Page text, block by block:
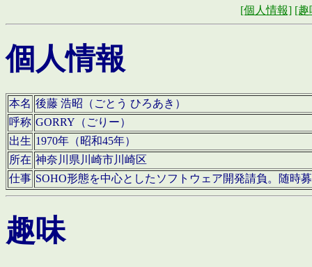
[個人情報] [趣
個人情報
本名 後藤 浩昭（ごとう ひろあき）
呼称 GORRY（ごりー）
出生 1970年（昭和45年）
所在 神奈川県川崎市川崎区
仕事 SOHO形態を中心としたソフトウェア開発請負。随時
趣味